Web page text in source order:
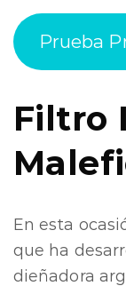
Prueba
Filtro
En esta
que ha
dieñadora